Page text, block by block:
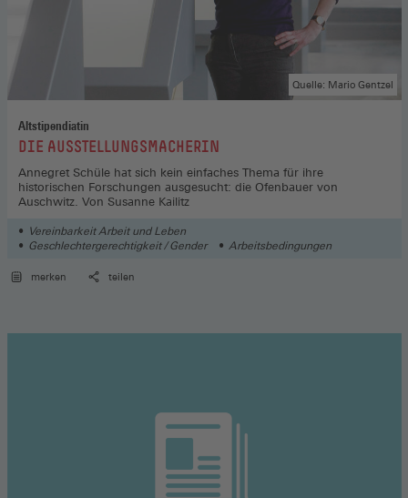
Altstipendiatin
:DIE AUSSTELLUNGSMACHERIN
Quelle: Mario Gentzel
Annegret Schüle hat sich kein einfaches Thema für ihre
historischen Forschungen ausgesucht: die Ofenbauer von
Auschwitz. Von Susanne Kailitz
Vereinbarkeit Arbeit und Leben
Geschlechtergerechtigkeit / Gender
Arbeitsbedingungen
merken teilen